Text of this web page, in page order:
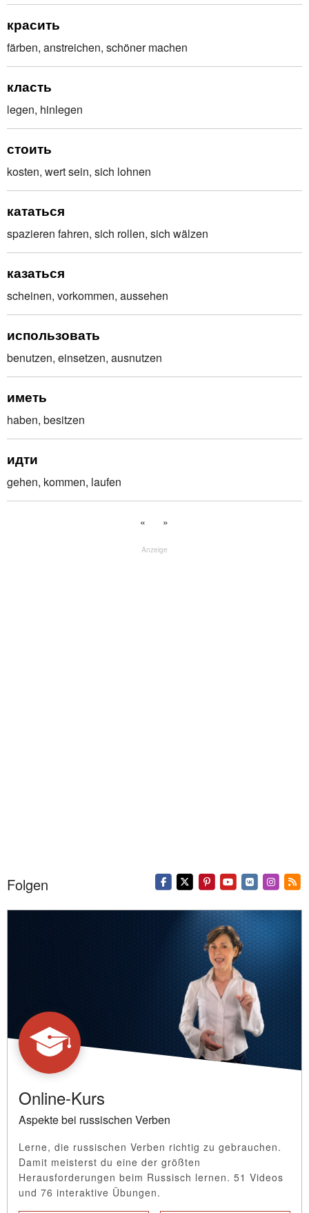
красить
färben, anstreichen, schöner machen
класть
legen, hinlegen
стоить
kosten, wert sein, sich lohnen
кататься
spazieren fahren, sich rollen, sich wälzen
казаться
scheinen, vorkommen, aussehen
использовать
benutzen, einsetzen, ausnutzen
иметь
haben, besitzen
идти
gehen, kommen, laufen
« »
Anzeige
Folgen
Online-Kurs
Aspekte bei russischen Verben
Lerne, die russischen Verben richtig zu gebrauchen.
Damit meisterst du eine der größten
Herausforderungen beim Russisch lernen. 51 Videos
und 76 interaktive Übungen.